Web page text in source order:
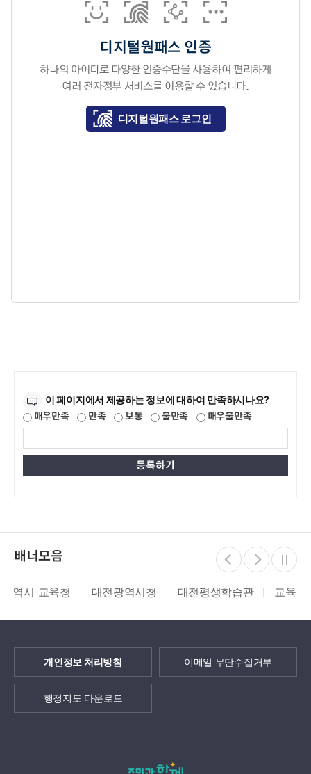
디지털원패스 인증
하나의 아이디로 다양한 인증수단을 사용하여 편리하게
여러 전자정부 서비스를 이용할 수 있습니다.
디지털원패스 로그인
이 페이지에서 제공하는 정보에 대하여 만족하시나요?
매우만족 만족 보통 불만족 매우불만족
배너모음
대전광역시청 대전평생학습관 교육부 학부모On누
개인정보 처리방침 이메일 무단수집거부
행정지도 다운로드